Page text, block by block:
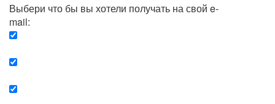
Выбери что бы вы хотели получать на свой e-
mail: